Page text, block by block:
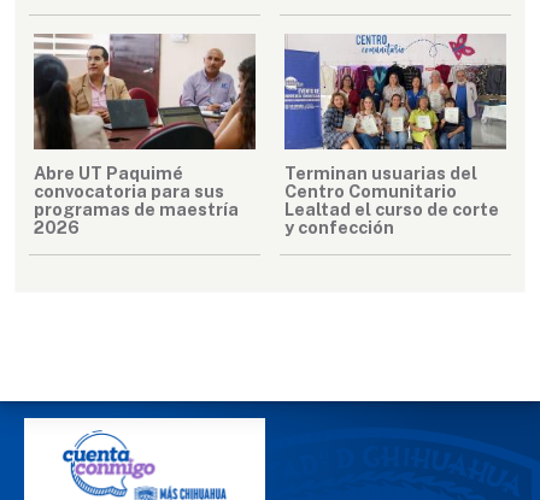
Abre UT Paquimé
convocatoria para sus
programas de maestría
2026
Terminan usuarias del
Centro Comunitario
Lealtad el curso de corte
y confección